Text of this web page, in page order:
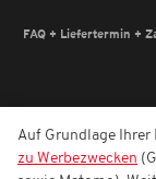
FAQ + Liefertermin +
Auf Grundlage
zu Werbezwecken